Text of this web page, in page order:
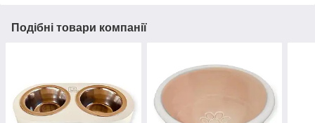
Подібні товари компанії